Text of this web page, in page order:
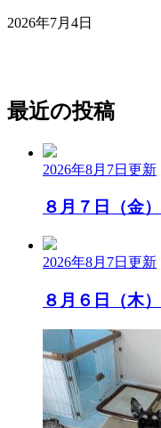
2026年7月4日
最近の投稿
2026年8月7日 更新
８月７日（金）
2026年8月7日 更新
８月６日（木）